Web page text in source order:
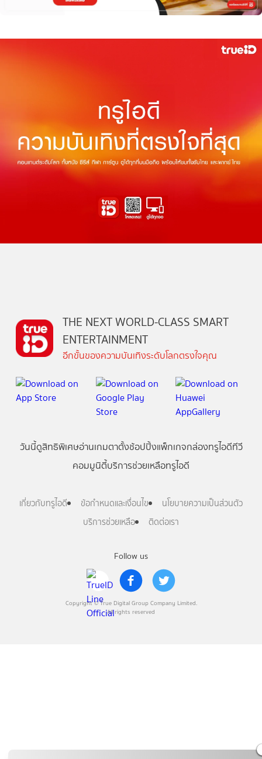
Follow us
Copyright © True Digital Group Company Limited.
All rights reserved
THE NEXT WORLD-CLASS SMART
ENTERTAINMENT
อีกขั้นของความบันเทิงระดับโลกตรงใจคุณ
วันนี้ดูสิทธิพิเศษอ่านเกมตาตั้งช้อปปิ้งแพ็กเกจกล่องทรูไอดีทีวี
คอมมูนิตี้บริการช่วยเหลือทรูไอดี
เกี่ยวกับทรูไอดี ข้อกำหนดและเงื่อนไข
นโยบายความเป็นส่วนตัว
บริการช่วยเหลือ
ติดต่อเรา